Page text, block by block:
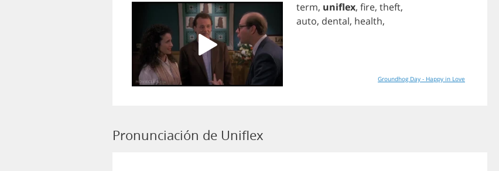
term, uniflex, fire, theft,
auto, dental, health,
Groundhog Day - Happy in Love
Pronunciación de Uniflex